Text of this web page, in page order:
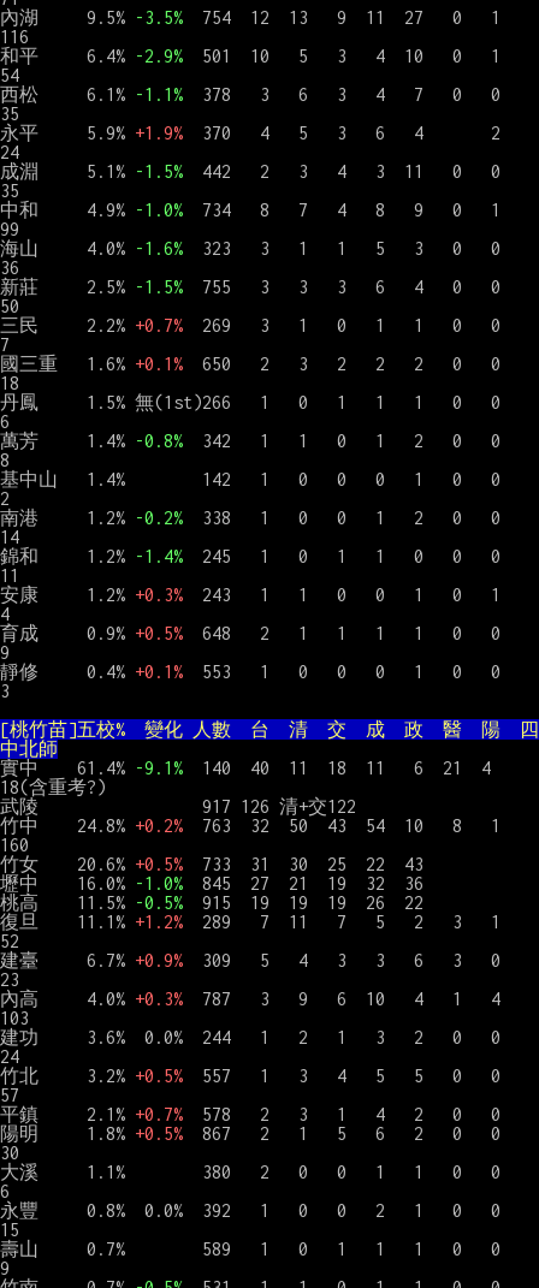
內湖     9.5% -3.5%
  754  12  13   9  11  27   0   1
116
和平     6.4% -2.9%
  501  10   5   3   4  10   0   1
54
西松     6.1% -1.1%
  378   3   6   3   4   7   0   0
35
永平     5.9% +1.9%
  370   4   5   3   6   4       2
24
成淵     5.1% -1.5%
  442   2   3   4   3  11   0   0
35
中和     4.9% -1.0%
  734   8   7   4   8   9   0   1
99
海山     4.0% -1.6%
  323   3   1   1   5   3   0   0
36
新莊     2.5% -1.5%
  755   3   3   3   6   4   0   0
50
三民     2.2% +0.7%
  269   3   1   0   1   1   0   0
7
國三重   1.6% +0.1%
  650   2   3   2   2   2   0   0
18
丹鳳     1.5% 無(1st)266   1   0   1   1   1   0   0
6
萬芳     1.4% -0.8%
  342   1   1   0   1   2   0   0
8
基中山   1.4%        142   1   0   0   0   1   0   0
2
南港     1.2% -0.2%
  338   1   0   0   1   2   0   0
14
錦和     1.2% -1.4%
  245   1   0   1   1   0   0   0
11
安康     1.2% +0.3%
  243   1   1   0   0   1   0   1
4
育成     0.9% +0.5%
  648   2   1   1   1   1   0   0
9
靜修     0.4% +0.1%
  553   1   0   0   0   1   0   0
3
[桃竹苗]五校%  變化 人數  台  清  交  成  政  醫  陽  四
中北師
實中    61.4% -9.1%
  140  40  11  18  11   6  21  4
18(含重考?)
武陵                 917 126 清+交122
竹中    24.8% +0.2%
  763  32  50  43  54  10   8   1
160
竹女    20.6% +0.5%
  733  31  30  25  22  43
壢中    16.0% -1.0%
  845  27  21  19  32  36
桃高    11.5% -0.5%
  915  19  19  19  26  22
復旦    11.1% +1.2%
  289   7  11   7   5   2   3   1
52
建臺     6.7% +0.9%
  309   5   4   3   3   6   3   0
23
內高     4.0% +0.3%
  787   3   9   6  10   4   1   4
103
建功     3.6%  0.0%  244   1   2   1   3   2   0   0
24
竹北     3.2% +0.5%
  557   1   3   4   5   5   0   0
57
平鎮     2.1% +0.7%
  578   2   3   1   4   2   0   0
陽明     1.8% +0.5%
  867   2   1   5   6   2   0   0
30
大溪     1.1%        380   2   0   0   1   1   0   0
6
永豐     0.8%  0.0%  392   1   0   0   2   1   0   0
15
壽山     0.7%        589   1   0   1   1   1   0   0
9